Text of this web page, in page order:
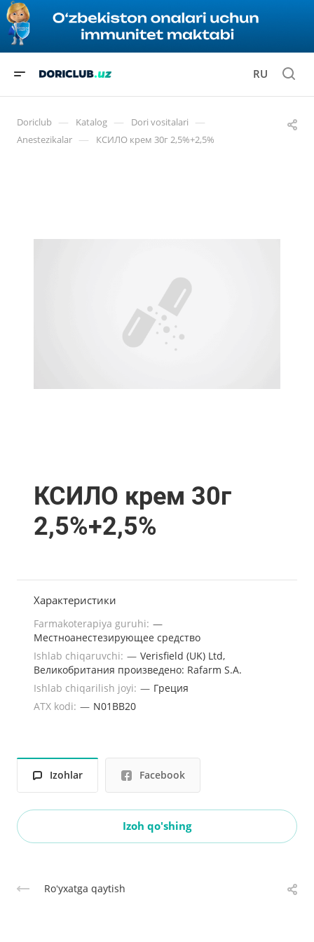
RU
Doriclub — Katalog — Dori vositalari —
Anestezikalar — КСИЛО крем 30г 2,5%+2,5%
КСИЛО крем 30г
2,5%+2,5%
Характеристики
Farmakoterapiya guruhi: —
Местноанестезирующее средство
Ishlab chiqaruvchi: — Verisfield (UK) Ltd,
Великобритания произведено: Rafarm S.A.
Ishlab chiqarilish joyi: — Греция
ATX kodi: — N01BB20
Izohlar Facebook
Izoh qo'shing
Roʻyxatga qaytish